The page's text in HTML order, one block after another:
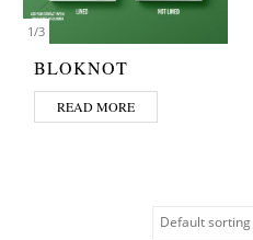
1/3
BLOKNOT
READ MORE